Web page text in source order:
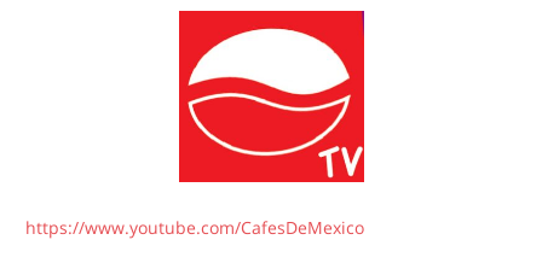
https://www.youtube.com/CafesDeMexico